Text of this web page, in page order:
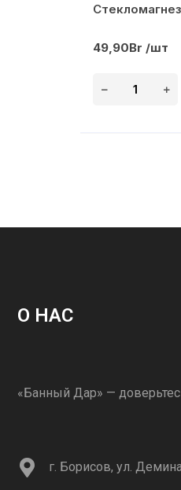
49,90Br /шт
О НАС
«Банный Дар» —
г. Борисов, ул.